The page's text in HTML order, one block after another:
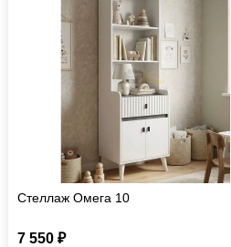
Стеллаж Омега 10
7 550 ₽